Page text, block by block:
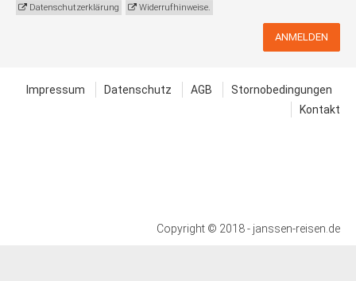
Datenschutzerklärung Widerrufhinweise.
ANMELDEN
Impressum Datenschutz AGB
Stornobedingungen
Kontakt
Copyright © 2018 - janssen-reisen.de